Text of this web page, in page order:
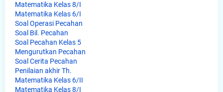
Matematika Kelas 8/I
Matematika Kelas 6/I
Soal Operasi Pecahan
Soal Bil. Pecahan
Soal Pecahan Kelas 5
Mengurutkan Pecahan
Soal Cerita Pecahan
Penilaian akhir Th.
Matematika Kelas 6/II
Matematika Kelas 8/I